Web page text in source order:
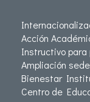
Acción
Instructivo para
Ampliación
Bienestar
Centro de